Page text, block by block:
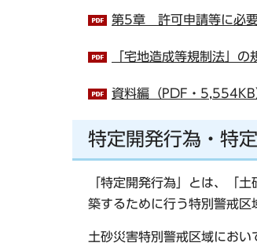
第5章 許可申請等に必
「宅地造成等規制法」
資料編（PDF・5,554KB
特定開発行為・特
「特定開発行為」とは、「
築するために行う特別警戒区
土砂災害特別警戒区域におい